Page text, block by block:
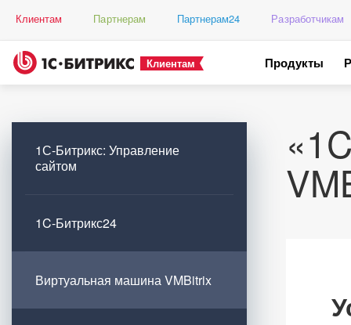
Клиентам Партнерам Партнерам24 Разработчикам
Клиентам Продукты
1С-Битрикс: Управление
сайтом
1C-Битрикс24
Виртуальная машина VMBitrix